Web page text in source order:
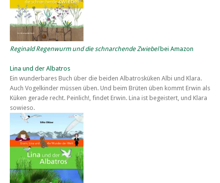
Reginald Regenwurm und die schnarchende Zwiebelbei Amazon
Lina und der Albatros
Ein wunderbares Buch über die beiden Albatrosküken Albi und Klara.
Auch Vogelkinder müssen üben. Und beim Brüten üben kommt Erwin als
Küken gerade recht. Peinlich!, findet Erwin. Lina ist begeistert, und Klara
sowieso.